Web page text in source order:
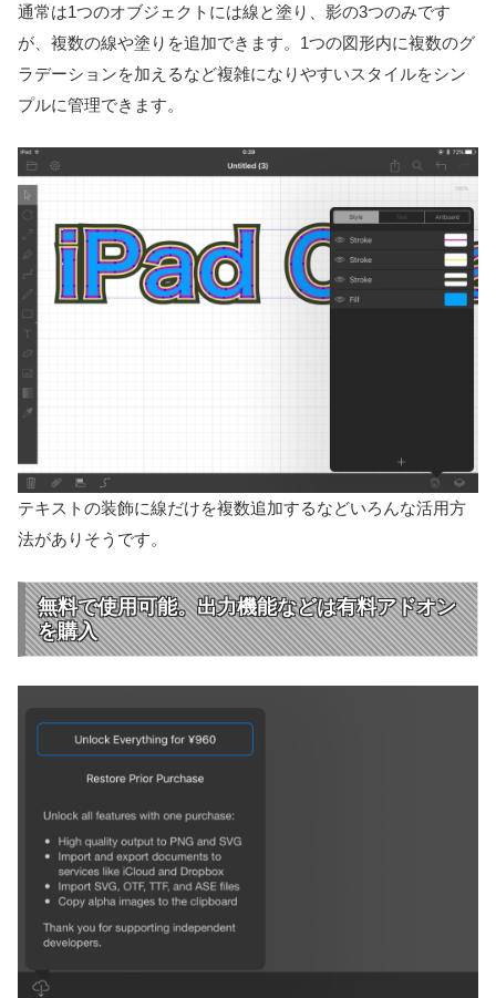
通常は1つのオブジェクトには線と塗り、影の3つのみです
が、複数の線や塗りを追加できます。1つの図形内に複数のグ
ラデーションを加えるなど複雑になりやすいスタイルをシン
プルに管理できます。
テキストの装飾に線だけを複数追加するなどいろんな活用方
法がありそうです。
無料で使用可能。出力機能などは有料アドオン
を購入